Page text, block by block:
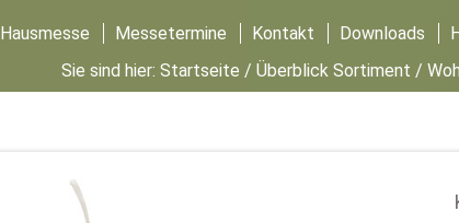
Hausmesse Messetermine Kontakt Downloads
Sie sind hier:Startseite /Überblick Sortiment /